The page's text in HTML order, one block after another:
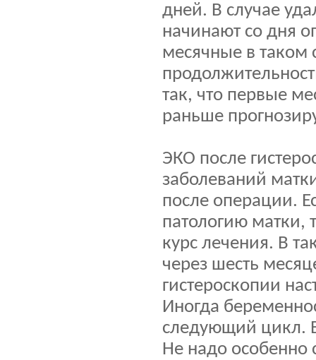
дней. В случае
начинают со дня
месячные в таком
так, что первые
раньше
ЭКО после
заболеваний
после операции.
патологию матки,
курс лечения. В
через шесть
гистероскопии
Иногда
следующий цикл.
Не надо особенно